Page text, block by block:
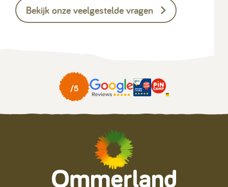
Bekijk onze veelgestelde vragen